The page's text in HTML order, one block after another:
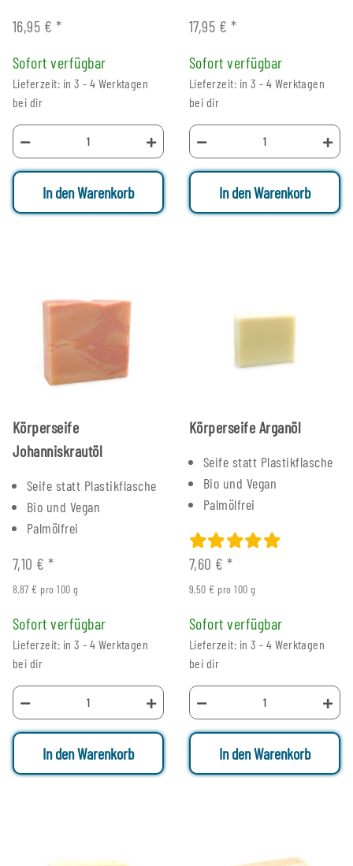
16,95 € *
Sofort verfügbar
Lieferzeit: in 3 - 4 Werktagen
bei dir
In den Warenkorb
17,95 € *
Sofort verfügbar
Lieferzeit: in 3 - 4 Werktagen
bei dir
In den Warenkorb
Körperseife
Johanniskrautöl
Seife statt Plastikflasche
Bio und Vegan
Palmölfrei
7,10 €*
8,87 € pro 100 g
Sofort verfügbar
Lieferzeit: in 3 - 4 Werktagen
bei dir
In den Warenkorb
Körperseife Arganöl
Seife statt Plastikflasche
Bio und Vegan
Palmölfrei
7,60 €*
9,50 € pro 100 g
Sofort verfügbar
Lieferzeit: in 3 - 4 Werktagen
bei dir
In den Warenkorb